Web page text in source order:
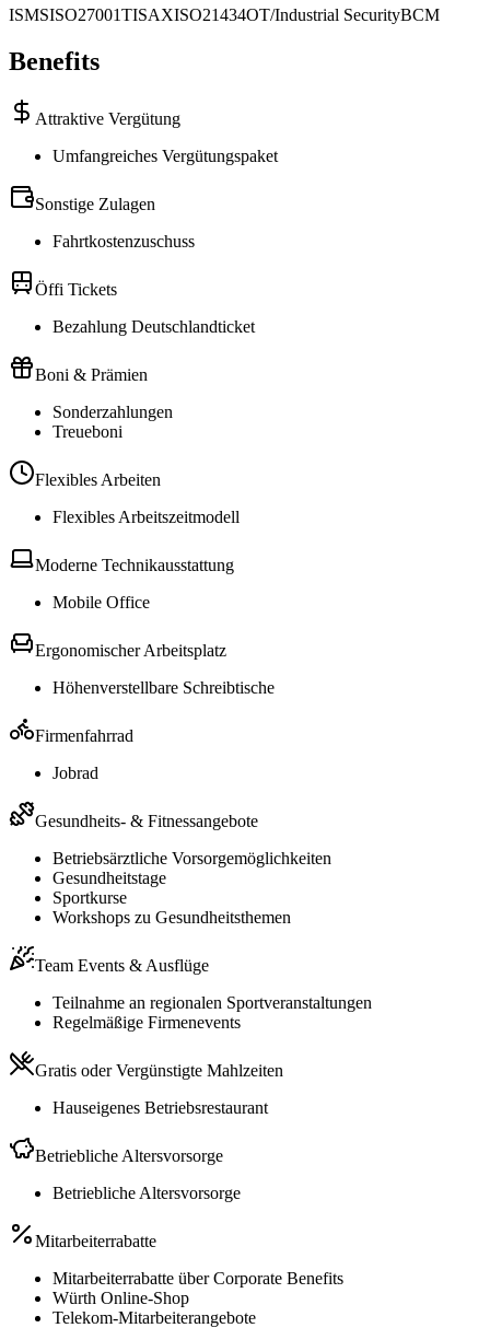
ISMSISO27001TISAXISO21434OT/Industrial SecurityBCM
Benefits
Attraktive Vergütung
Umfangreiches Vergütungspaket
Sonstige Zulagen
Fahrtkostenzuschuss
Öffi Tickets
Bezahlung Deutschlandticket
Boni & Prämien
Sonderzahlungen
Treueboni
Flexibles Arbeiten
Flexibles Arbeitszeitmodell
Moderne Technikausstattung
Mobile Office
Ergonomischer Arbeitsplatz
Höhenverstellbare Schreibtische
Firmenfahrrad
Jobrad
Gesundheits- & Fitnessangebote
Betriebsärztliche Vorsorgemöglichkeiten
Gesundheitstage
Sportkurse
Workshops zu Gesundheitsthemen
Team Events & Ausflüge
Teilnahme an regionalen Sportveranstaltungen
Regelmäßige Firmenevents
Gratis oder Vergünstigte Mahlzeiten
Hauseigenes Betriebsrestaurant
Betriebliche Altersvorsorge
Betriebliche Altersvorsorge
Mitarbeiterrabatte
Mitarbeiterrabatte über Corporate Benefits
Würth Online-Shop
Telekom-Mitarbeiterangebote